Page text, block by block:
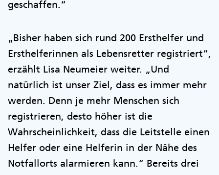
geschaffen.“
„Bisher haben sich rund 200 Ersthelfer und
Ersthelferinnen als Lebensretter registriert“,
erzählt Lisa Neumeier weiter. „Und
natürlich ist unser Ziel, dass es immer mehr
werden. Denn je mehr Menschen sich
registrieren, desto höher ist die
Wahrscheinlichkeit, dass die Leitstelle einen
Helfer oder eine Helferin in der Nähe des
Notfallorts alarmieren kann.“ Bereits drei